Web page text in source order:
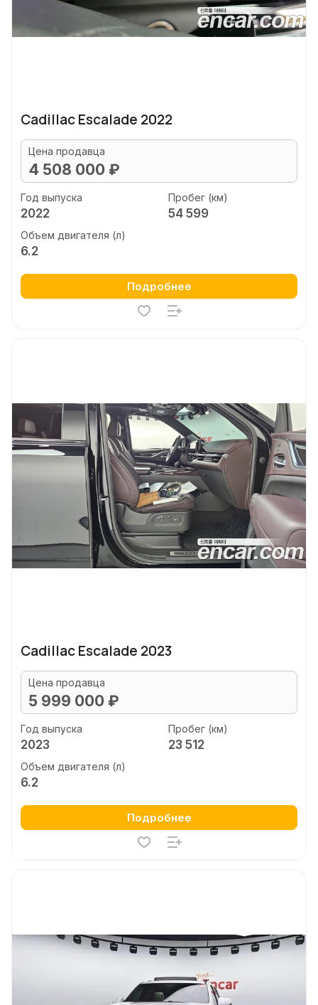
Cadillac Escalade 2022
Цена продавца
4 508 000 ₽
Год выпуска
2022
Пробег (км)
54 599
Объем двигателя (л)
6.2
Подробнее
Cadillac Escalade 2023
Цена продавца
5 999 000 ₽
Год выпуска
2023
Пробег (км)
23 512
Объем двигателя (л)
6.2
Подробнее